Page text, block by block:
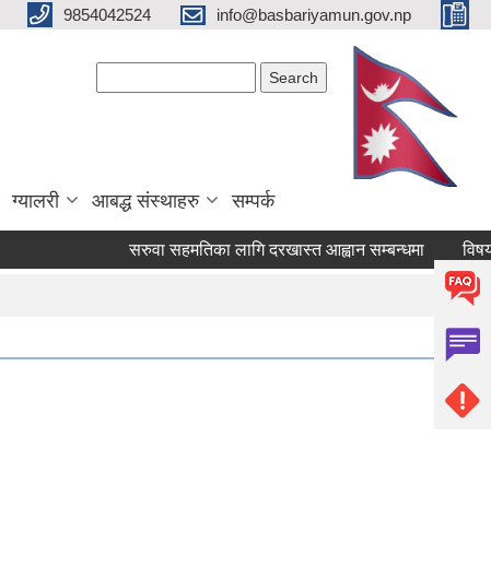
9854042524 info@basbariyamun.gov.np
ग्यालरी आबद्ध संस्थाहरु सम्पर्क
सरुवा सहमतिका लागि दरखास्त आह्वान सम्बन्धमा विषय